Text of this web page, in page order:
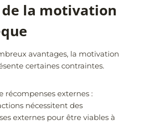
la motivation
avantages, la motivation
certaines contraintes.
récompenses externes :
nécessitent des
externes pour être viables à